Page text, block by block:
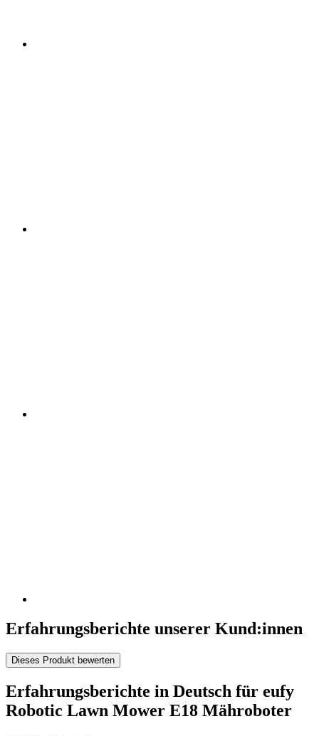
Erfahrungsberichte unserer Kund:innen
Dieses Produkt bewerten
Erfahrungsberichte in Deutsch für eufy
Robotic Lawn Mower E18 Mähroboter